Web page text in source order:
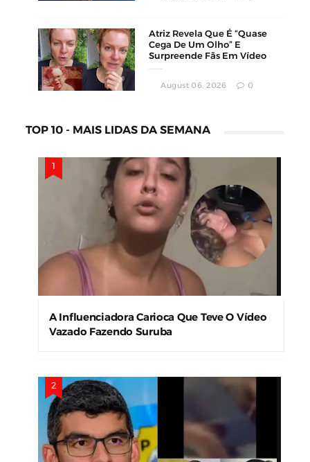
Atriz Revela Que É “Quase
Cega De Um Olho” E
Surpreende Fãs Em Vídeo
August 06, 2026 0
TOP 10 - MAIS LIDAS DA SEMANA
A Influenciadora Carioca Que Teve O Vídeo
Vazado Fazendo Suruba